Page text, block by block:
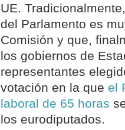
UE.
del Parlamento es
Comisión y que,
los gobiernos de
representantes
votación en la que el
laboral de 65 horas
los eurodiputados.